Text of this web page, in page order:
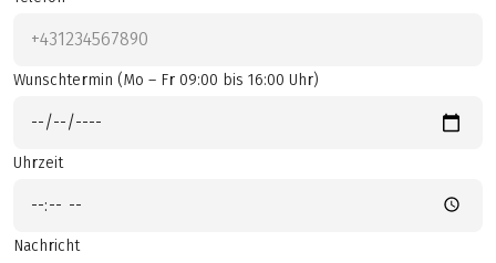
Wunschtermin (Mo – Fr 09:00 bis 16:00 Uhr)
Uhrzeit
Nachricht